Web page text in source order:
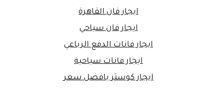
ايجار فان القاهرة
ايجار فان سياحي
ايجار فانات الدفع الرباعي
ايجار فانات سياحية
ايجار كوستر بافضل سعر